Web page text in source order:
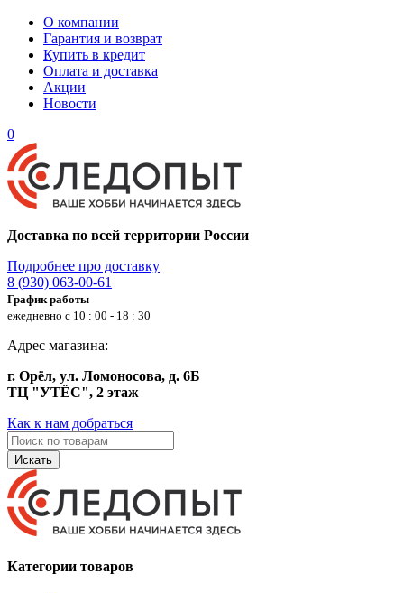
О компании
Гарантия и возврат
Купить в кредит
Оплата и доставка
Акции
Новости
0
Доставка по всей территории России
Подробнее про доставку
8 (930) 063-00-61
График работы
ежедневно с 10 : 00 - 18 : 30
Адрес магазина:
г. Орёл, ул. Ломоносова, д. 6Б
ТЦ "УТЁС", 2 этаж
Как к нам добраться
Искать
Категории товаров